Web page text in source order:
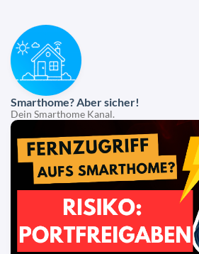
Smarthome? Aber sicher!
Dein Smarthome Kanal.